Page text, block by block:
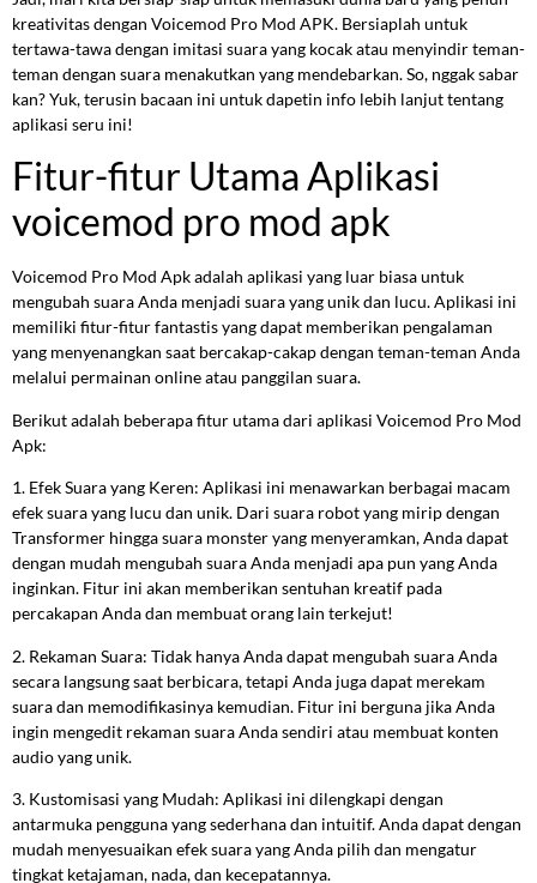
kreativitas dengan Voicemod Pro Mod APK. Bersiaplah untuk
tertawa-tawa dengan imitasi suara yang kocak atau menyindir teman-
teman dengan suara menakutkan yang mendebarkan. So, nggak sabar
kan? Yuk, terusin bacaan ini untuk dapetin info lebih lanjut tentang
aplikasi seru ini!
Fitur-fitur Utama Aplikasi
voicemod pro mod apk
Voicemod Pro Mod Apk adalah aplikasi yang luar biasa untuk
mengubah suara Anda menjadi suara yang unik dan lucu. Aplikasi ini
memiliki fitur-fitur fantastis yang dapat memberikan pengalaman
yang menyenangkan saat bercakap-cakap dengan teman-teman Anda
melalui permainan online atau panggilan suara.
Berikut adalah beberapa fitur utama dari aplikasi Voicemod Pro Mod
Apk:
1. Efek Suara yang Keren: Aplikasi ini menawarkan berbagai macam
efek suara yang lucu dan unik. Dari suara robot yang mirip dengan
Transformer hingga suara monster yang menyeramkan, Anda dapat
dengan mudah mengubah suara Anda menjadi apa pun yang Anda
inginkan. Fitur ini akan memberikan sentuhan kreatif pada
percakapan Anda dan membuat orang lain terkejut!
2. Rekaman Suara: Tidak hanya Anda dapat mengubah suara Anda
secara langsung saat berbicara, tetapi Anda juga dapat merekam
suara dan memodifikasinya kemudian. Fitur ini berguna jika Anda
ingin mengedit rekaman suara Anda sendiri atau membuat konten
audio yang unik.
3. Kustomisasi yang Mudah: Aplikasi ini dilengkapi dengan
antarmuka pengguna yang sederhana dan intuitif. Anda dapat dengan
mudah menyesuaikan efek suara yang Anda pilih dan mengatur
tingkat ketajaman, nada, dan kecepatannya.